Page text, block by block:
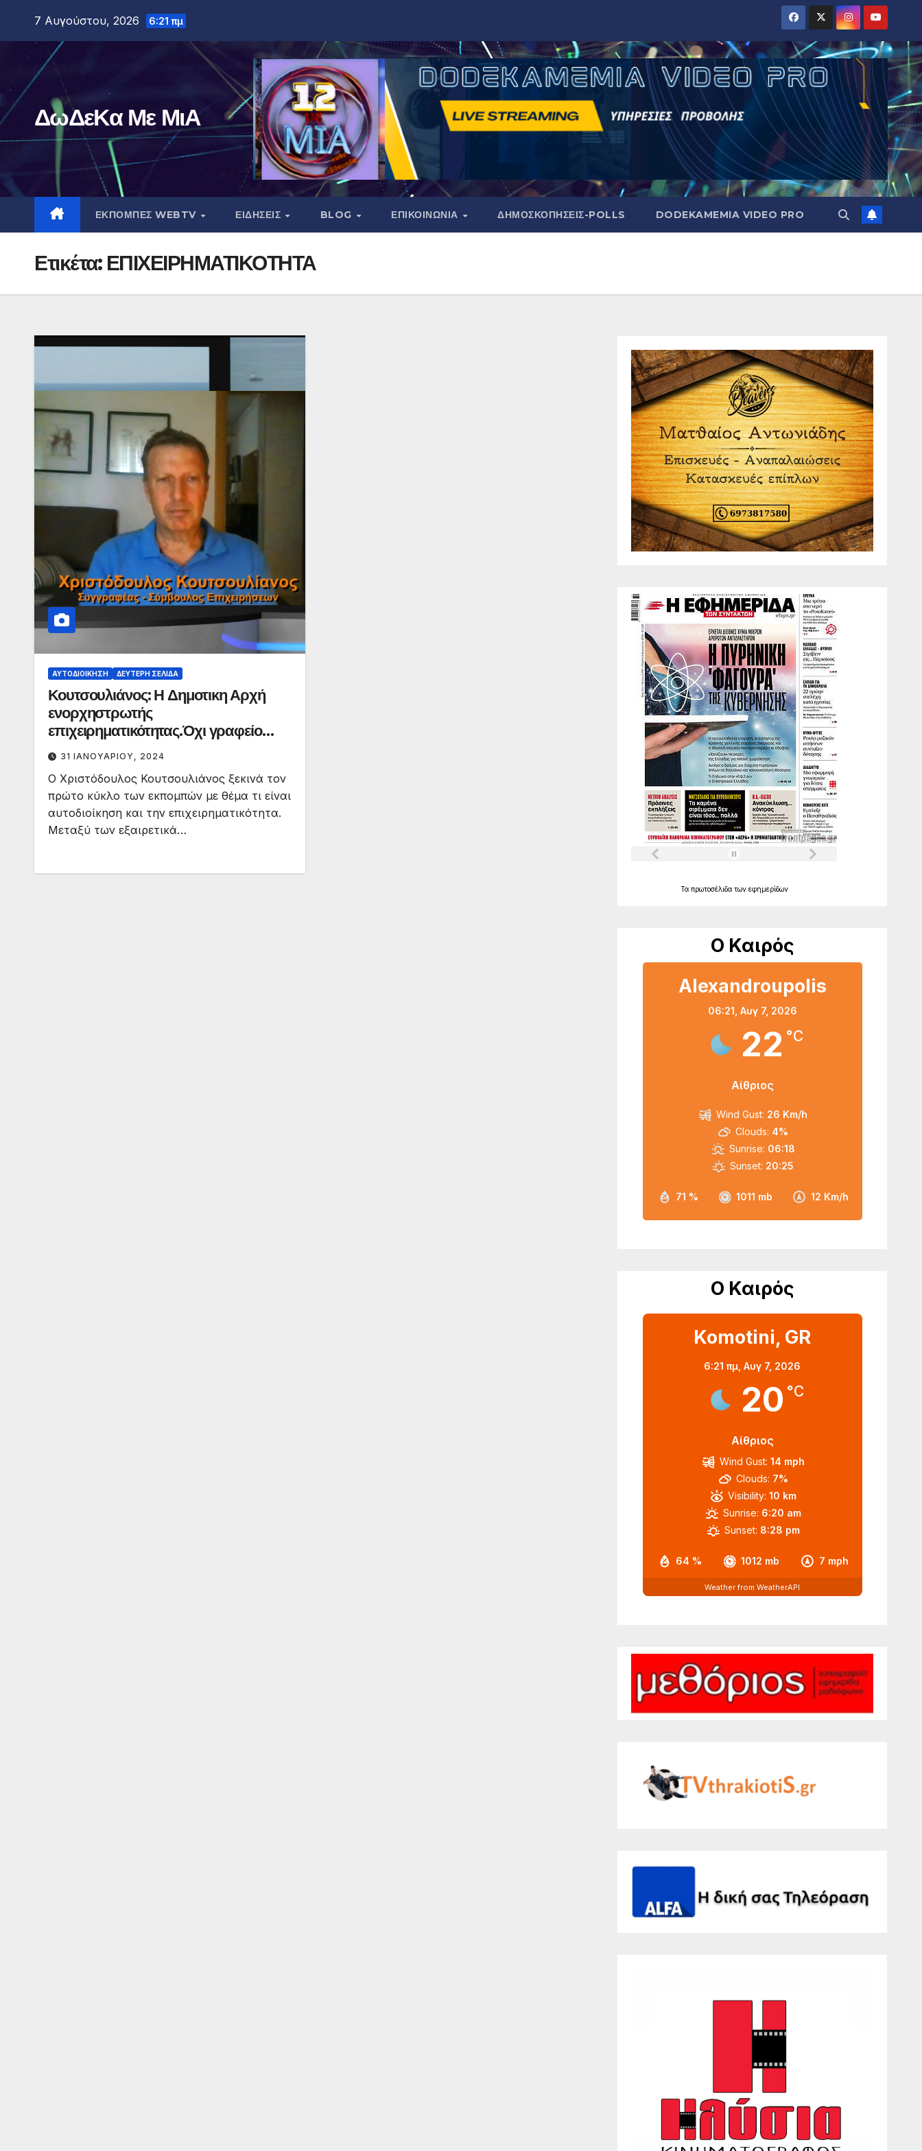
περιεχόμενο
7 Αυγούστου, 2026 6:21 πμ
ΔωΔεΚα Με ΜιΑ
ΕΚΠΟΜΠΕΣ WEBTV ΕΙΔΗΣΕΙΣ BLOG ΕΠΙΚΟΙΝΩΝΙΑ ΔΗΜΟΣΚΟΠΉΣΕΙΣ-POLLS DODEKAMEMIA VIDEO PRO
Ετικέτα: ΕΠΙΧΕΙΡΗΜΑΤΙΚΟΤΗΤΑ
ΑΥΤΟΔΙΟΊΚΗΣΗ ΔΕΎΤΕΡΗ ΣΕΛΊΔΑ
Κουτσουλιάνος: Η Δημοτικη Αρχή
ενορχηστρωτής
επιχειρηματικότητας.Όχι γραφείο
ευρέσεως εργασίας.
31 ΙΑΝΟΥΑΡΊΟΥ, 2024
Ο Χριστόδουλος Κουτσουλιάνος ξεκινά τον
πρώτο κύκλο των εκπομπών με θέμα τι είναι
αυτοδιοίκηση και την επιχειρηματικότητα.
Μεταξύ των εξαιρετικά…
Τα πρωτοσέλιδα των εφημερίδων
Ο Καιρός
Alexandroupolis
06:21, Αυγ 7, 2026
22 °C
Αίθριος
71 % 1011 mb 12 Km/h
Wind Gust: 26 Km/h
Clouds: 4%
Sunrise: 06:18
Sunset: 20:25
Ο Καιρός
Komotini, GR
6:21 πμ,Αυγ 7, 2026
20 °C
Αίθριος
64 % 1012 mb 7 mph
Wind Gust: 14 mph
Clouds: 7%
Visibility: 10 km
Sunrise: 6:20 am
Sunset: 8:28 pm
Weather from WeatherAPI